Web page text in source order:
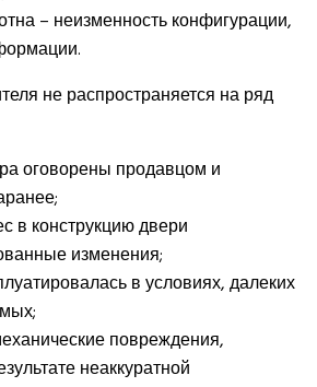
– неизменность конфигурации,
не распространяется на ряд
оговорены продавцом и
в конструкцию двери
изменения;
в условиях, далеких
повреждения,
неаккуратной